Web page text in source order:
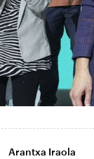
Arantxa Iraola